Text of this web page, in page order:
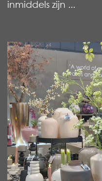
inmiddels zijn ...